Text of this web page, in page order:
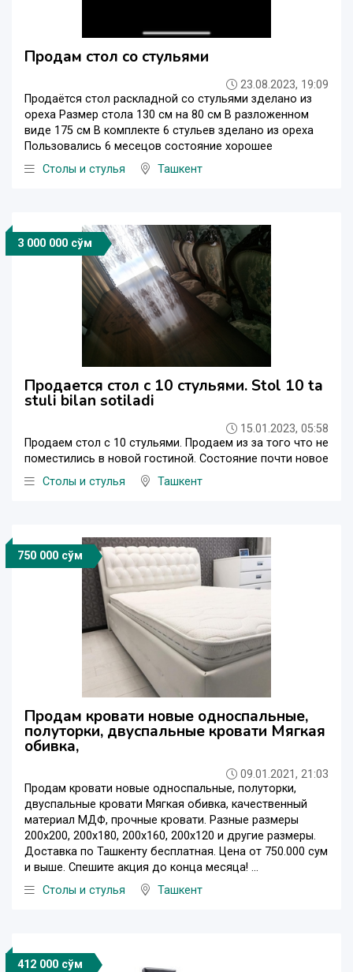
Продам стол со стульями
23.08.2023, 19:09
Продаётся стол раскладной со стульями зделано из
ореха Размер стола 130 см на 80 см В разложенном
виде 175 см В комплекте 6 стульев зделано из ореха
Пользовались 6 месецов состояние хорошее
Столы и стулья
Ташкент
3 000 000 сўм
Продается стол с 10 стульями. Stol 10 ta
stuli bilan sotiladi
15.01.2023, 05:58
Продаем стол с 10 стульями. Продаем из за того что не
поместились в новой гостиной. Состояние почти новое
Столы и стулья
Ташкент
750 000 сўм
Продам кровати новые односпальные,
полуторки, двуспальные кровати Мягкая
обивка,
09.01.2021, 21:03
Продам кровати новые односпальные, полуторки,
двуспальные кровати Мягкая обивка, качественный
материал МДФ, прочные кровати. Разные размеры
200х200, 200х180, 200х160, 200х120 и другие размеры.
Доставка по Ташкенту бесплатная. Цена от 750.000 сум
и выше. Спешите акция до конца месяца! ...
Столы и стулья
Ташкент
412 000 сўм